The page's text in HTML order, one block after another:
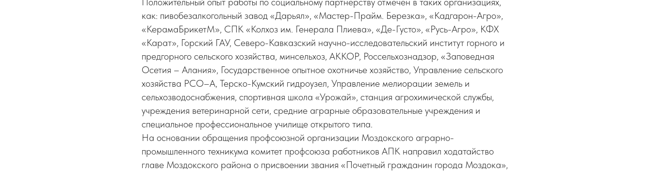
как: пивобезалкогольный завод «Дарьял», «Мастер-Прайм. Березка», «Кадгарон-Агро»,
«КерамаБрикетМ», СПК «Колхоз им. Генерала Плиева», «Де-Густо», «Русь-Агро», КФХ
«Карат», Горский ГАУ, Северо-Кавказский научно-исследовательский институт горного и
предгорного сельского хозяйства, минсельхоз, АККОР, Россельхознадзор, «Заповедная
Осетия – Алания», Государственное опытное охотничье хозяйство, Управление сельского
хозяйства РСО–А, Терско-Кумский гидроузел, Управление мелиорации земель и
сельхозводоснабжения, спортивная школа «Урожай», станция агрохимической службы,
учреждения ветеринарной сети, средние аграрные образовательные учреждения и
специальное профессиональное училище открытого типа.
На основании обращения профсоюзной организации Моздокского аграрно-
промышленного техникума комитет профсоюза работников АПК направил ходатайство
главе Моздокского района о присвоении звания «Почетный гражданин города Моздока»,